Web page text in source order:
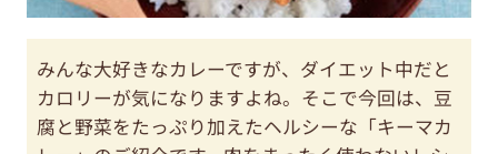
みんな大好きなカレーですが、ダイエット中だと
カロリーが気になりますよね。そこで今回は、豆
腐と野菜をたっぷり加えたヘルシーな「キーマカ